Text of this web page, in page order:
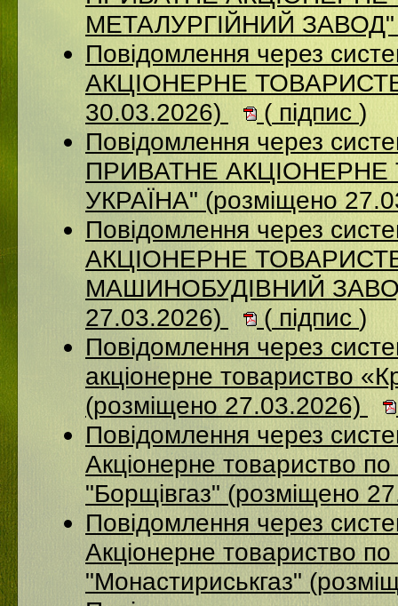
МЕТАЛУРГІЙНИЙ ЗАВОД"
Повідомлення через
АКЦІОНЕРНЕ
30.03.2026)
( підпис )
Повідомлення через
ПРИВАТНЕ
УКРАЇНА" (розміщено
Повідомлення через
АКЦІОНЕРНЕ
МАШИНОБУДІВНИЙ
27.03.2026)
( підпис )
Повідомлення через
акціонерне товариство
(розміщено 27.03.2026)
Повідомлення через
Акцiонерне товариство по
"Борщiвгаз" (розміщено
Повідомлення через
Акціонерне товариство по
"Монастириськгаз"